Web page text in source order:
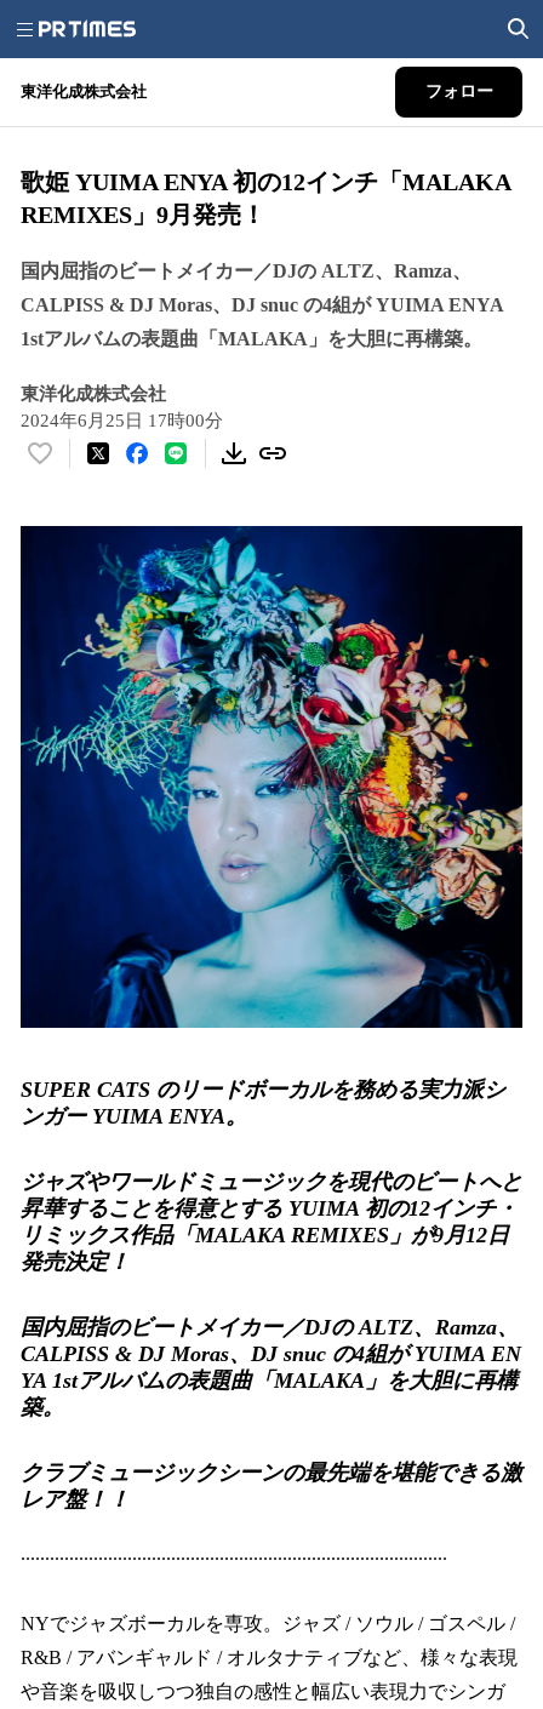
東洋化成株式会社 フォロー
歌姫 YUIMA ENYA 初の12インチ「MALAKA
REMIXES」9月発売！
国内屈指のビートメイカー／DJの ALTZ、Ramza、
CALPISS & DJ Moras、DJ snuc の4組が YUIMA ENYA
1stアルバムの表題曲「MALAKA」を大胆に再構築。
東洋化成株式会社
2024年6月25日 17時00分
い
で
す
SUPER CATS のリードボーカルを務める実力派シ
ンガー YUIMA ENYA。
ジャズやワールドミュージックを現代のビートへと
昇華することを得意とする YUIMA 初の12インチ・
リミックス作品「MALAKA REMIXES」が9月12日
発売決定！
国内屈指のビートメイカー／DJの ALTZ、Ramza、
CALPISS & DJ Moras、DJ snuc の4組が YUIMA EN
YA 1stアルバムの表題曲「MALAKA」を大胆に再構
築。
クラブミュージックシーンの最先端を堪能できる激
レア盤！！
........................................................................................
NYでジャズボーカルを専攻。ジャズ / ソウル / ゴスペル /
R&B / アバンギャルド / オルタナティブなど、様々な表現
や音楽を吸収しつつ独自の感性と幅広い表現力でシンガ